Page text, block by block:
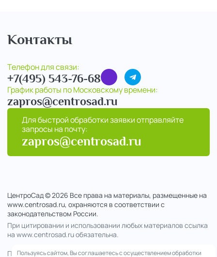
Контакты
Телефон для связи:
+7(495) 543-76-68
График работы по Московскому времени:
zapros@centrosad.ru
Для быстрой обработки заявки отправляйте
запросы на почту:
zapros@centrosad.ru
ЦентроСад © 2026 Все права на материалы, размещенные на
www.centrosad.ru, охраняются в соответствии с
законодательством России.
При цитировании и использовании любых материалов ссылка
на www.centrosad.ru обязательна.
Продолжая посещение сайта , вы соглашаетесь на обработку
Пользуясь сайтом, Вы соглашаетесь с осуществлением обработки